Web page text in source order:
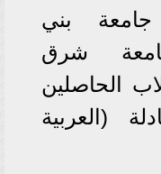
جامعة بني
شرق
الحاصلين
(العربية